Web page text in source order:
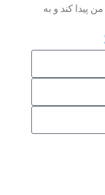
پیدا کند و به